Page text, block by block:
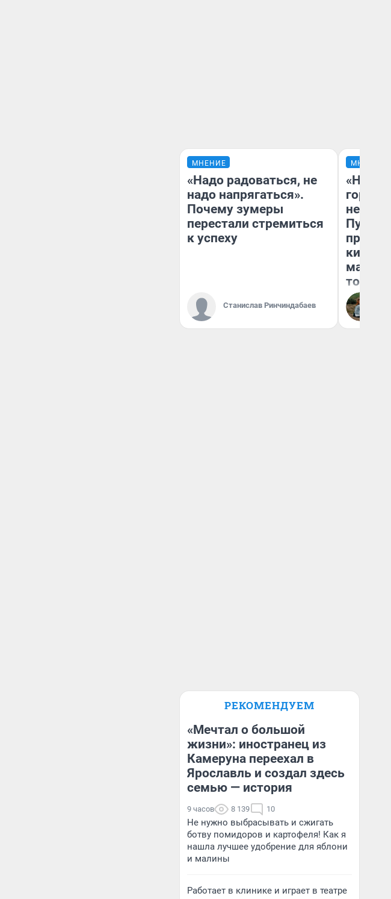
МНЕНИЕ
«Надо радоваться, не
надо напрягаться».
Почему зумеры
перестали стремиться
к успеху
Станислав Ринчиндабаев
МНЕНИЕ
«Нет
того
РЕКОМЕНДУЕМ
«Мечтал о большой
жизни»: иностранец из
Камеруна переехал в
Ярославль и создал здесь
семью — история
9 часов 8 139 10
Не нужно выбрасывать и сжигать
ботву помидоров и картофеля! Как я
нашла лучшее удобрение для яблони
и малины
Работает в клинике и играет в театре